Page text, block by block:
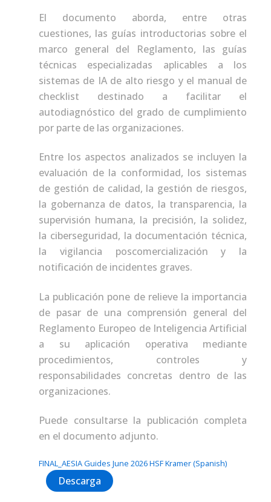
El documento aborda, entre otras
cuestiones, las guías introductorias sobre el
marco general del Reglamento, las guías
técnicas especializadas aplicables a los
sistemas de IA de alto riesgo y el manual de
checklist destinado a facilitar el
autodiagnóstico del grado de cumplimiento
por parte de las organizaciones.
Entre los aspectos analizados se incluyen la
evaluación de la conformidad, los sistemas
de gestión de calidad, la gestión de riesgos,
la gobernanza de datos, la transparencia, la
supervisión humana, la precisión, la solidez,
la ciberseguridad, la documentación técnica,
la vigilancia poscomercialización y la
notificación de incidentes graves.
La publicación pone de relieve la importancia
de pasar de una comprensión general del
Reglamento Europeo de Inteligencia Artificial
a su aplicación operativa mediante
procedimientos, controles y
responsabilidades concretas dentro de las
organizaciones.
Puede consultarse la publicación completa
en el documento adjunto.
FINAL_AESIA Guides June 2026 HSF Kramer (Spanish)
Descarga